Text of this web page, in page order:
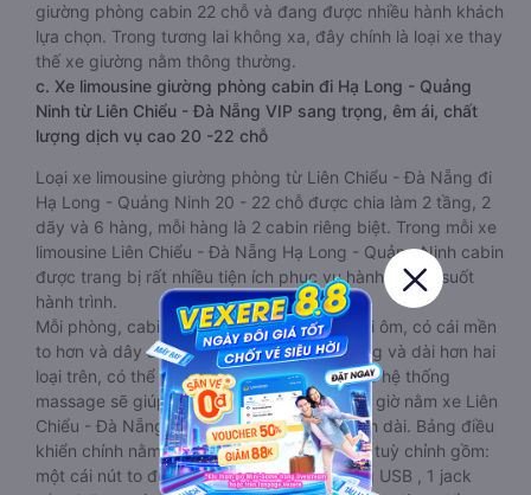
giường phòng cabin 22 chỗ và đang được nhiều hành khách
lựa chọn. Trong tương lai không xa, đây chính là loại xe thay
thế xe giường nằm thông thường.
c. Xe limousine giường phòng cabin đi Hạ Long - Quảng
Ninh từ Liên Chiểu - Đà Nẵng VIP sang trọng, êm ái, chất
lượng dịch vụ cao 20 -22 chỗ
Loại xe limousine giường phòng từ Liên Chiểu - Đà Nẵng đi
Hạ Long - Quảng Ninh 20 - 22 chỗ được chia làm 2 tầng, 2
dãy và 6 hàng, mỗi hàng là 2 cabin riêng biệt. Trong mỗi xe
limousine Liên Chiểu - Đà Nẵng Hạ Long - Quảng Ninh cabin
được trang bị rất nhiều tiện ích phục vụ hành khách suốt
hành trình.
Mỗi phòng, cabin đều có gối nằm rời, có gối ôm, có cái mền
to hơn và dây an toàn seat belt. Giường rộng và dài hơn hai
loại trên, có thể lăn lộn thoải mái. Đặc biệt là hệ thống
massage sẽ giúp bạn thư giãn trong những giờ nằm xe Liên
Chiểu - Đà Nẵng đến Hạ Long - Quảng Ninh dài. Bảng điều
khiển chính nằm ngay cạnh đầu để tiện tay tuỳ chỉnh gồm:
một cái nút to đùng để gọi tiếp viên, 2 cổng USB , 1 jack